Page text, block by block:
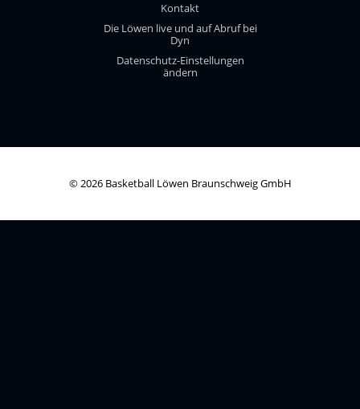
Kontakt
Die Löwen live und auf Abruf bei
Dyn
Datenschutz-Einstellungen
ändern
© 2026 Basketball Löwen Braunschweig GmbH